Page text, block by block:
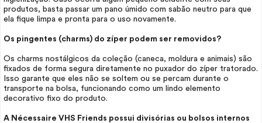
produtos, basta passar um pano úmido com sabão neutro para que
ela fique limpa e pronta para o uso novamente.
Os pingentes (charms) do zíper podem ser removidos?
Os charms nostálgicos da coleção (caneca, moldura e animais) são
fixados de forma segura diretamente no puxador do zíper tratorado.
Isso garante que eles não se soltem ou se percam durante o
transporte na bolsa, funcionando como um lindo elemento
decorativo fixo do produto.
A Nécessaire VHS Friends possui divisórias ou bolsos internos